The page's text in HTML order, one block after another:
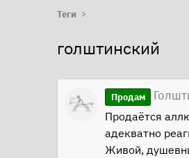
Теги
голштинский
Продам
Продаётся
адекватно
Живой,